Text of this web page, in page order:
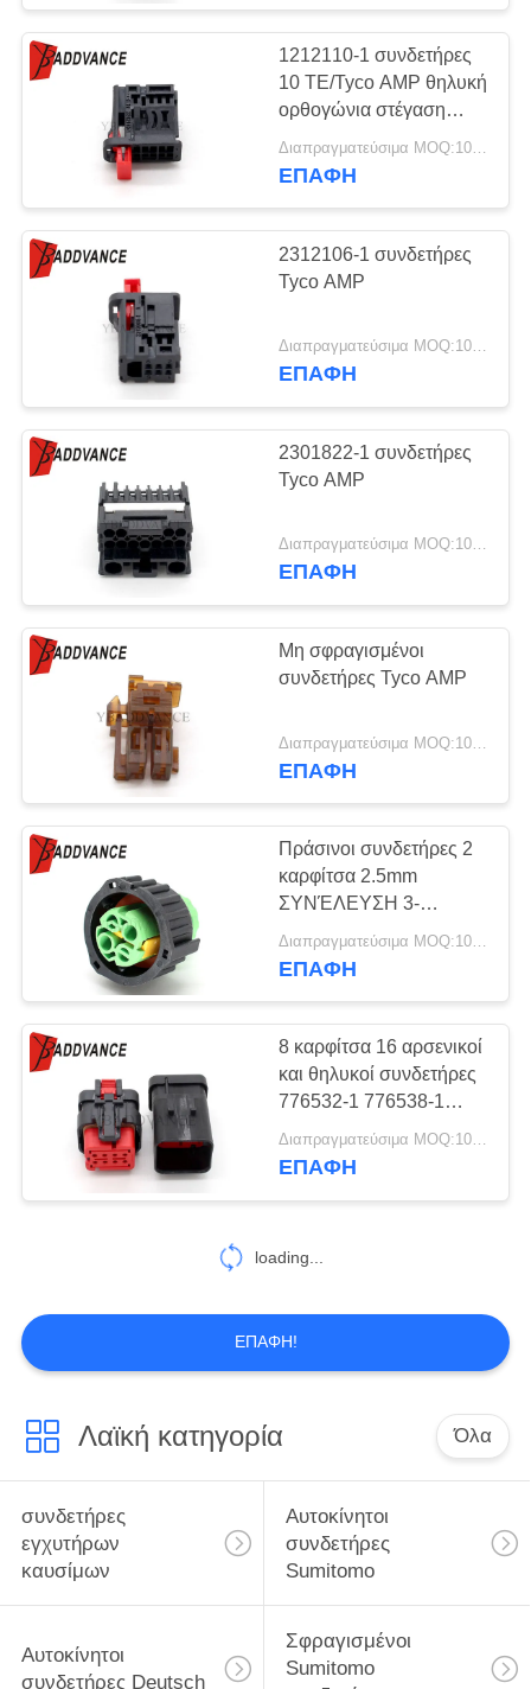
SITEMAP
ΠΟΛΙΤΙΚΉ
ΑΠΟΡΡΉΤΟΥ
1212110-1 συνδετήρες
10 TE/Tyco AMP θηλυκή
ορθογώνια στέγαση
συνδετήρων καρφιτσών
Διαπραγματεύσιμα MOQ:100 ΜΟΝΑΔΕΣ
ΕΠΑΦΉ
2312106-1 συνδετήρες
Tyco AMP
Διαπραγματεύσιμα MOQ:100 ΜΟΝΑΔΕΣ
ΕΠΑΦΉ
2301822-1 συνδετήρες
Tyco AMP
Διαπραγματεύσιμα MOQ:100 ΜΟΝΑΔΕΣ
ΕΠΑΦΉ
Μη σφραγισμένοι
συνδετήρες Tyco AMP
ΕΠΑΦΉ
Πράσινοι συνδετήρες 2
καρφίτσα 2.5mm
ΣΥΝΈΛΕΥΣΗ 3-
1813099-3 Tyco AMP
ΥΠΟΔΟΧΏΝ HSG
Διαπραγματεύσιμα MOQ:100 μονάδες
ΕΠΑΦΉ
8 καρφίτσα 16 αρσενικοί
και θηλυκοί συνδετήρες
776532-1 776538-1
συνδετήρων Tyco AMP
σειράς
Διαπραγματεύσιμα MOQ:100 ΜΟΝΑΔΕΣ
ΕΠΑΦΉ
loading...
ΕΠΑΦΉ!
Λαϊκή κατηγορία Όλα
συνδετήρες
εγχυτήρων
καυσίμων
Αυτοκίνητοι
συνδετήρες
Sumitomo
Αυτοκίνητοι
συνδετήρες Deutsch
Σφραγισμένοι
Sumitomo